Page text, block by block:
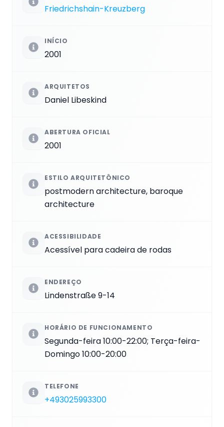
Friedrichshain-Kreuzberg
INÍCIO
2001
ARQUITETOS
Daniel Libeskind
ABERTURA OFICIAL
2001
ESTILO ARQUITETÔNICO
postmodern architecture, baroque
architecture
ACESSIBILIDADE
Acessível para cadeira de rodas
ENDEREÇO
Lindenstraße 9-14
HORÁRIO DE FUNCIONAMENTO
Segunda-feira 10:00-22:00; Terça-feira-
Domingo 10:00-20:00
TELEFONE
+493025993300